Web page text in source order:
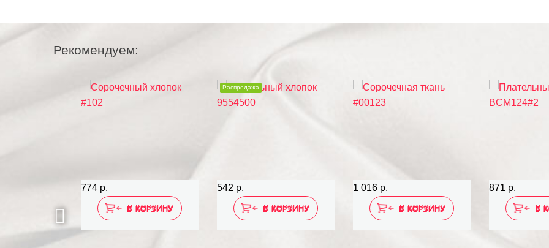
Рекомендуем:
774 р.
В КОРЗИНУ
542 р.
Распродажа
В КОРЗИНУ
1 016 р.
В КОРЗИНУ
871 р.
В